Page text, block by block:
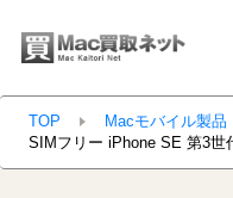
TOP
Macモバイル製品
SIMフリー iPhone SE 第3世